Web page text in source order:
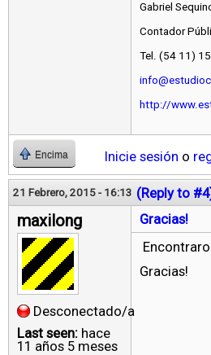
Gabriel
Contador
Tel. (54 11)
http://
Encima Inicie sesión o
21 Febrero, 2015 - 16:13 (Reply to
maxilong
Desconectado/a
Last seen: hace
11 años 5 meses
Gracias!
Gracias!